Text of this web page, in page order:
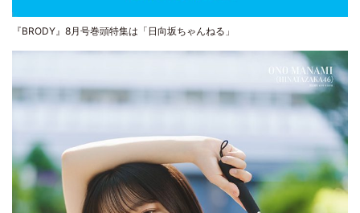
『BRODY』8月号巻頭特集は「日向坂ちゃんねる」